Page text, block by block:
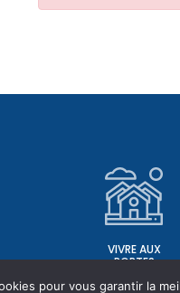
VIVRE AUX
PORTES
pour vous garantir la